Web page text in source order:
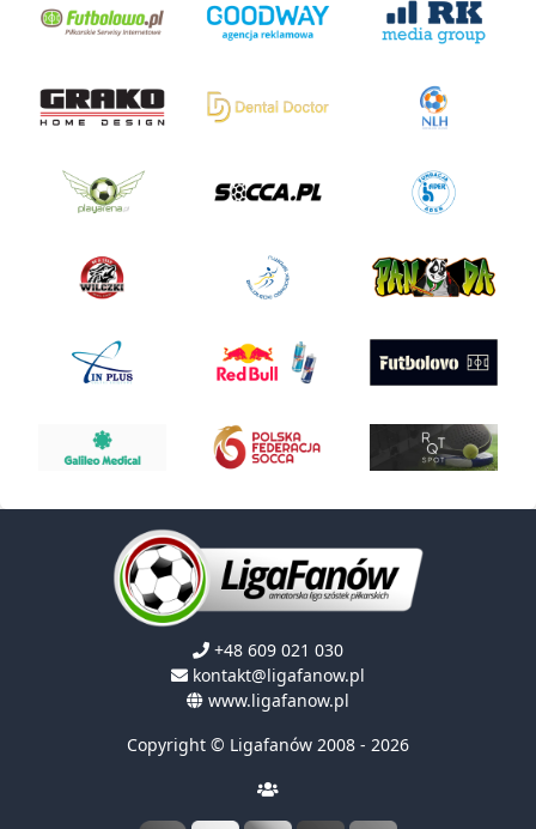
kontakt@ligafanow.pl
www.ligafanow.pl